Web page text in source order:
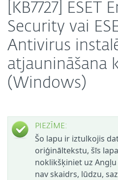
[KB7727] ESET
Security vai
Antivirus
atjaunināšana
(Windows)
PIEZĪME:
Šo lapu ir iztulkojis
oriģināltekstu, šīs
noklikšķiniet uz Angļu
nav skaidrs, lūdzu,